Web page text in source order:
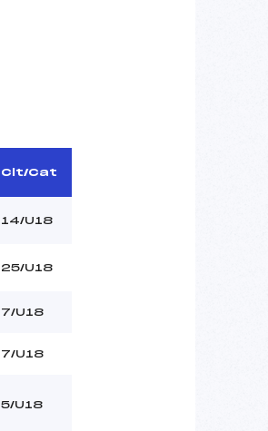
Clt/Cat
14/U18
25/U18
7/U18
7/U18
5/U18